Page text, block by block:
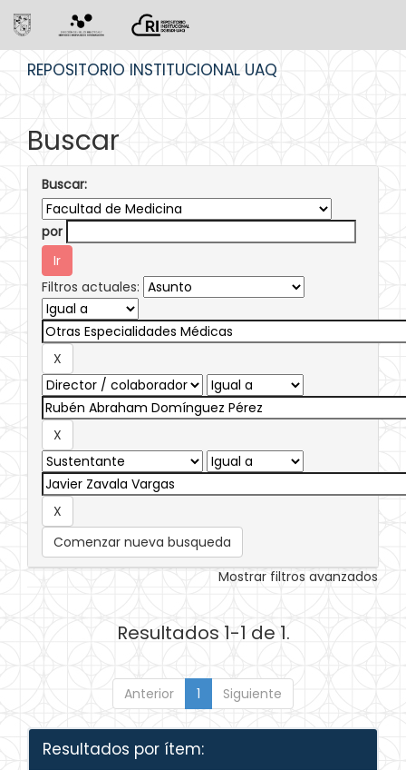
REPOSITORIO INSTITUCIONAL UAQ
Buscar
Buscar:
por
Filtros actuales:
Comenzar nueva busqueda
Mostrar filtros avanzados
Resultados 1-1 de 1.
Anterior 1 Siguiente
Resultados por ítem: